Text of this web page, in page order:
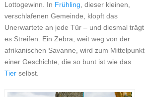
Lottogewinn. In Frühling , dieser kleinen,
verschlafenen Gemeinde, klopft das
Unerwartete an jede Tür – und diesmal trägt
es Streifen. Ein Zebra, weit weg von der
afrikanischen Savanne, wird zum Mittelpunkt
einer Geschichte, die so bunt ist wie das
Tierselbst.